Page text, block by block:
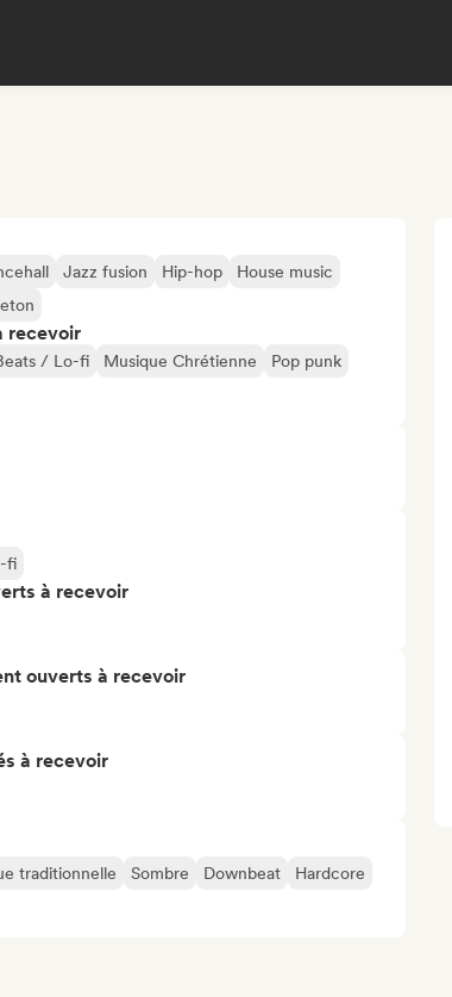
Jazz fusion Hip-hop
House music
recevoir
/ Lo-fi Musique Chrétienne
Pop punk
fi
à recevoir
ouverts à recevoir
à recevoir
traditionnelle Sombre Downbeat
Hardcore